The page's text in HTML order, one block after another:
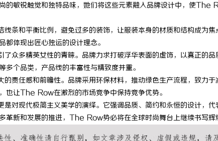
的敏锐触觉和独特品味，她们将这些元素融入品牌设计中，使The
条和平衡比例，避免过多的装饰，让服装本身的材质和结构成为焦
体现出匠心独运的设计理念。
众多精英女性的青睐。品牌力求打破浮华表面的虚饰，以真正的品
个品类，产品线的丰富性与精致度并重。
责任感和前瞻性。品牌采用环保材料，推动绿色生产流程，致力于
也让The Row在激烈的市场竞争中保持竞争优势。
对现代极简主义美学的演绎。它强调品质、简约和永恒的设计，代
革新和发展的推进，The Row势必将在全球时尚舞台上继续书写辉